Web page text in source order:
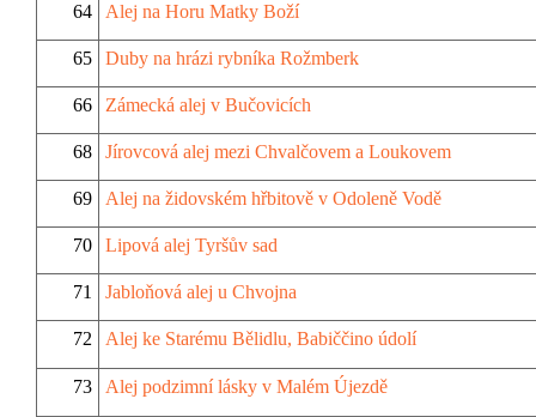
64 Alej na Horu Matky Boží
65 Duby na hrázi rybníka Rožmberk
66 Zámecká alej v Bučovicích
68 Jírovcová alej mezi Chvalčovem a Loukovem
69 Alej na židovském hřbitově v Odoleně Vodě
70 Lipová alej Tyršův sad
71 Jabloňová alej u Chvojna
72 Alej ke Starému Bělidlu, Babiččino údolí
73 Alej podzimní lásky v Malém Újezdě